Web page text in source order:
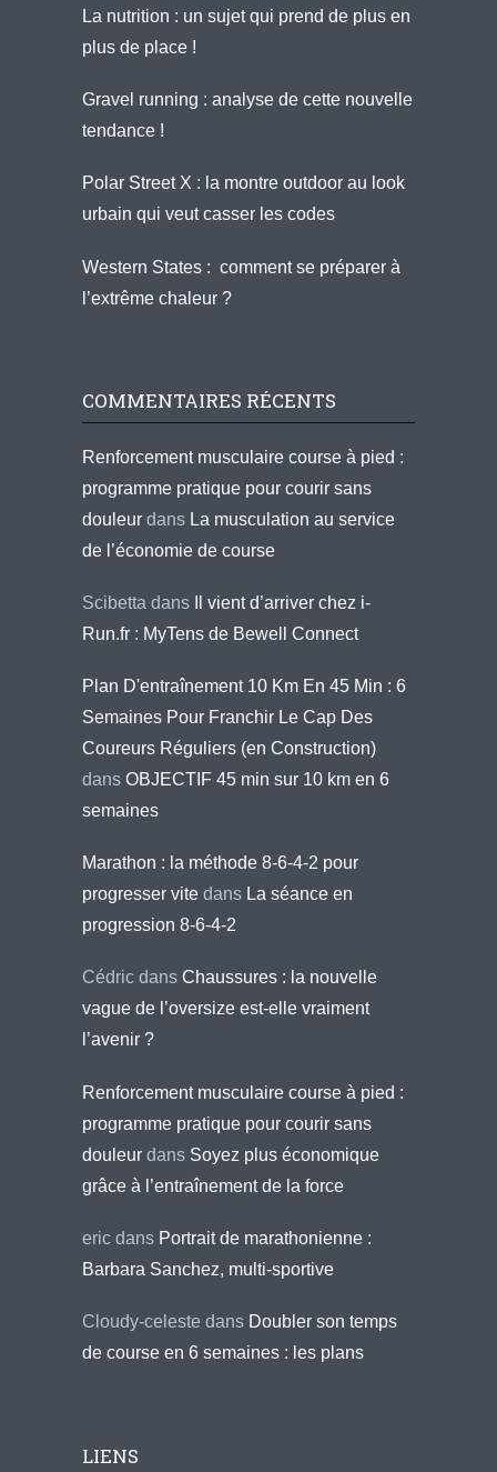
La nutrition : un sujet qui prend de plus en
plus de place !
Gravel running : analyse de cette nouvelle
tendance !
Polar Street X : la montre outdoor au look
urbain qui veut casser les codes
Western States : comment se préparer à
l’extrême chaleur ?
COMMENTAIRES RÉCENTS
Renforcement musculaire course à pied :
programme pratique pour courir sans
douleur dans La musculation au service
de l’économie de course
Scibetta dans
Il vient d’arriver chez i-
Run.fr : MyTens de Bewell Connect
Plan D'entraînement 10 Km En 45 Min : 6
Semaines Pour Franchir Le Cap Des
Coureurs Réguliers (en Construction)
dans OBJECTIF 45 min sur 10 km en 6
semaines
Marathon : la méthode 8-6-4-2 pour
progresser vite dans La séance en
progression 8-6-4-2
Cédric dans Chaussures : la nouvelle
vague de l’oversize est-elle vraiment
l’avenir ?
Renforcement musculaire course à pied :
programme pratique pour courir sans
douleur dans Soyez plus économique
grâce à l’entraînement de la force
eric dans Portrait de marathonienne :
Barbara Sanchez, multi-sportive
Cloudy-celeste dans Doubler son temps
de course en 6 semaines : les plans
LIENS